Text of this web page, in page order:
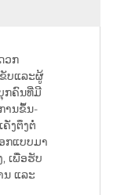
ວກ
ບແລະຜູ້
ກຄົນທີ່ມີ
ານຂຶ້ນ-
ງຕຶງຕໍ່
ກແບບມາ
ເພື່ອຮັບ
ນ ແລະ